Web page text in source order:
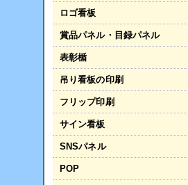
ロゴ看板
賞品パネル・目録パネル
表彰楯
吊り看板の印刷
フリップ印刷
サイン看板
SNSパネル
POP